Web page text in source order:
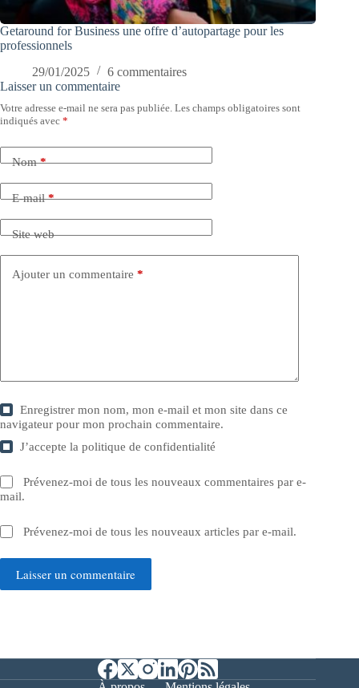
Getaround for Business une offre d’autopartage pour les
professionnels
29/01/2025
6 commentaires
Laisser un commentaire
Votre adresse e-mail ne sera pas publiée. Les champs obligatoires sont
indiqués avec *
Nom*
E-mail*
Site web
Ajouter un commentaire *
Enregistrer mon nom, mon e-mail et mon site dans ce
navigateur pour mon prochain commentaire.
J’accepte lapolitique de confidentialité
Prévenez-moi de tous les nouveaux commentaires par e-
mail.
Prévenez-moi de tous les nouveaux articles par e-mail.
Laisser un commentaire